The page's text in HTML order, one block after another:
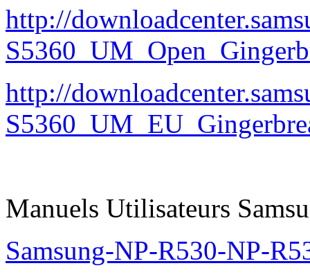
http://
http://
Manuels Utilisateurs
Samsung-NP-R530-NP-